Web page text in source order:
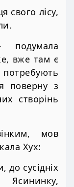
свого лісу,
вже там є
поверну з
створінь
мов
Хух:
сусідніх